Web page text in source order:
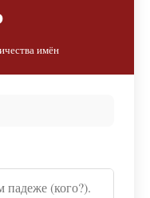
имён